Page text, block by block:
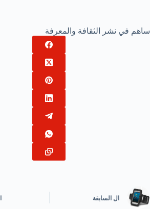
ساهم في نشر الثقافة والمعرفة
ال السابقة